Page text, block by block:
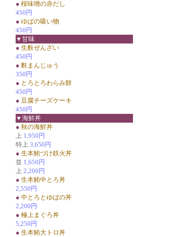
● 桜味噌の赤だし
450円
● ゆばの吸い物
450円
▼甘味
● 生麩ぜんざい
450円
● 麩まんじゅう
350円
● とろとろわらみ餅
450円
● 豆腐チーズケーキ
450円
▼海鮮丼
● 秋の海鮮丼
上 1,950円
特上 3,650円
● 生本鮪づけ鉄火丼
並 1,650円
上 2,200円
● 生本鮪中とろ丼
2,550円
● 中とろとゆばの丼
2,200円
● 極上まぐろ丼
5,250円
● 生本鮪大トロ丼